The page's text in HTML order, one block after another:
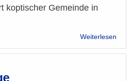
koptischer Gemeinde in
Weiterlesen